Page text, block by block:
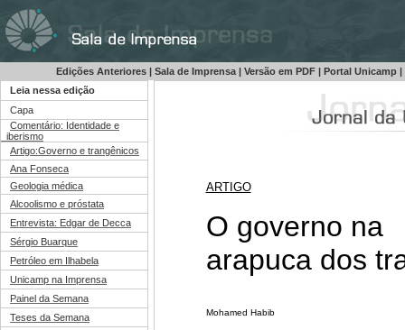
Edições Anteriores | Sala de Imprensa | Versão em PDF | Portal Unicamp |
Leia nessa edição
Capa
Comentário: Identidade e
iberismo
Artigo:Governo e trangênicos
Ana Fonseca
Geologia médica
Alcoolismo e próstata
Entrevista: Edgar de Decca
Sérgio Buarque
Petróleo em Ilhabela
Unicamp na Imprensa
Painel da Semana
Teses da Semana
ARTIGO
O governo na
arapuca dos
Mohamed Habib